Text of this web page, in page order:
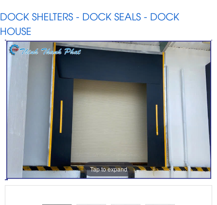
DOCK SHELTERS - DOCK SEALS - DOCK
HOUSE
Tap to expand